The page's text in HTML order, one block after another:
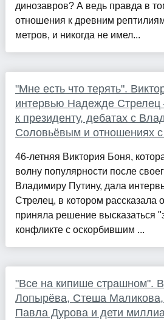
динозавров? А ведь правда в
отношения к древним
метров, и никогда не имел...
"Мне есть что терять".
интервью Надежде
к президенту, дебатах с
Соловьёвым и отношениях
46-летняя Виктория Боня,
волну популярности после
Владимиру Путину, дала
Стрелец, в котором рассказала
приняла решение высказаться
конфликте с оскорбившим ...
"Все на кипише страшном".
Лопырёва, Стеша
Павла Дурова и дети